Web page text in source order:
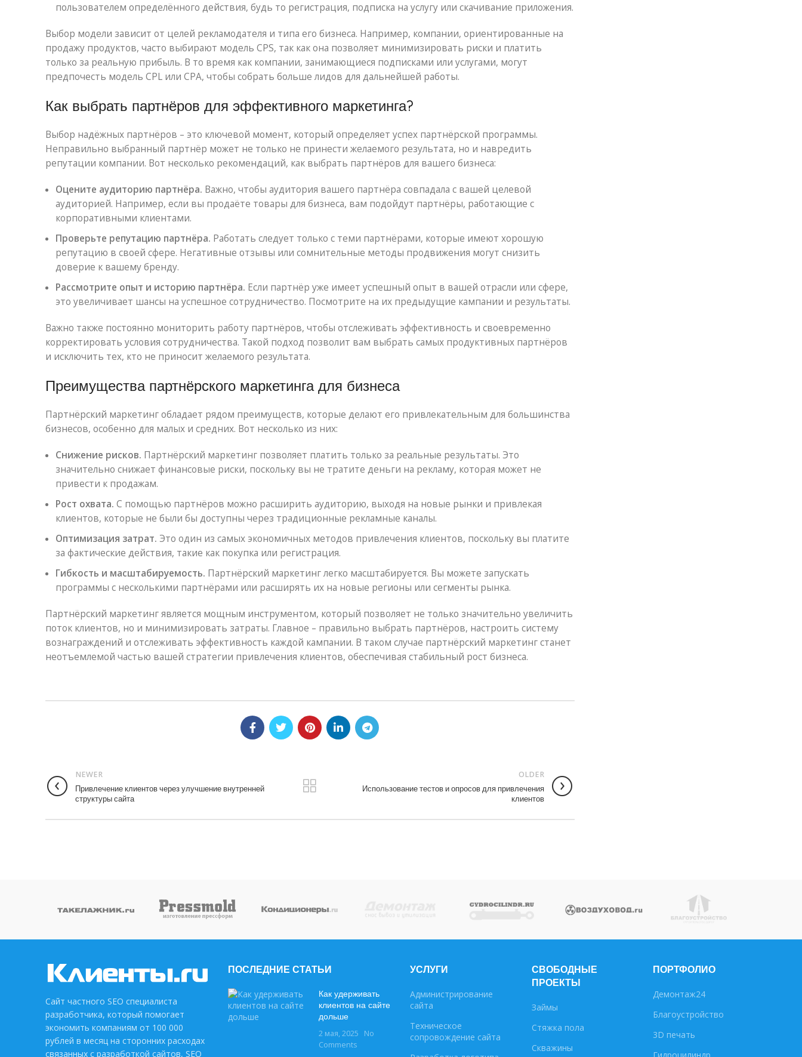
пользователем определённого действия, будь то регистрация, подписка на услугу или скачивание приложения.
Выбор модели зависит от целей рекламодателя и типа его бизнеса. Например, компании, ориентированные на
продажу продуктов, часто выбирают модель CPS, так как она позволяет минимизировать риски и платить
только за реальную прибыль. В то время как компании, занимающиеся подписками или услугами, могут
предпочесть модель CPL или CPA, чтобы собрать больше лидов для дальнейшей работы.
Как выбрать партнёров для эффективного маркетинга?
Выбор надёжных партнёров – это ключевой момент, который определяет успех партнёрской программы.
Неправильно выбранный партнёр может не только не принести желаемого результата, но и навредить
репутации компании. Вот несколько рекомендаций, как выбрать партнёров для вашего бизнеса:
Оцените аудиторию партнёра. Важно, чтобы аудитория вашего партнёра совпадала с вашей целевой
аудиторией. Например, если вы продаёте товары для бизнеса, вам подойдут партнёры, работающие с
корпоративными клиентами.
Проверьте репутацию партнёра. Работать следует только с теми партнёрами, которые имеют хорошую
репутацию в своей сфере. Негативные отзывы или сомнительные методы продвижения могут снизить
доверие к вашему бренду.
Рассмотрите опыт и историю партнёра. Если партнёр уже имеет успешный опыт в вашей отрасли или сфере,
это увеличивает шансы на успешное сотрудничество. Посмотрите на их предыдущие кампании и результаты.
Важно также постоянно мониторить работу партнёров, чтобы отслеживать эффективность и своевременно
корректировать условия сотрудничества. Такой подход позволит вам выбрать самых продуктивных партнёров
и исключить тех, кто не приносит желаемого результата.
Преимущества партнёрского маркетинга для бизнеса
Партнёрский маркетинг обладает рядом преимуществ, которые делают его привлекательным для большинства
бизнесов, особенно для малых и средних. Вот несколько из них:
Снижение рисков. Партнёрский маркетинг позволяет платить только за реальные результаты. Это
значительно снижает финансовые риски, поскольку вы не тратите деньги на рекламу, которая может не
привести к продажам.
Рост охвата. С помощью партнёров можно расширить аудиторию, выходя на новые рынки и привлекая
клиентов, которые не были бы доступны через традиционные рекламные каналы.
Оптимизация затрат. Это один из самых экономичных методов привлечения клиентов, поскольку вы платите
за фактические действия, такие как покупка или регистрация.
Гибкость и масштабируемость. Партнёрский маркетинг легко масштабируется. Вы можете запускать
программы с несколькими партнёрами или расширять их на новые регионы или сегменты рынка.
Партнёрский маркетинг является мощным инструментом, который позволяет не только значительно увеличить
поток клиентов, но и минимизировать затраты. Главное – правильно выбрать партнёров, настроить систему
вознаграждений и отслеживать эффективность каждой кампании. В таком случае партнёрский маркетинг станет
неотъемлемой частью вашей стратегии привлечения клиентов, обеспечивая стабильный рост бизнеса.
NEWER
Привлечение клиентов через улучшение внутренней
структуры сайта
OLDER
Использование тестов и опросов для привлечения
клиентов
Сайт частного SEO специалиста
разработчика, который помогает
экономить компаниям от 100 000
рублей в месяц на сторонних расходах
связанных с разработкой сайтов, SEO
ПОСЛЕДНИЕ СТАТЬИ
Как удерживать
клиентов на сайте
дольше
2 мая, 2025
No
Comments
УСЛУГИ
Администрирование
сайта
Техническое
сопровождение сайта
СВОБОДНЫЕ
ПРОЕКТЫ
Займы
Стяжка пола
Скважины
ПОРТФОЛИО
Демонтаж24
Благоустройство
3D печать
Гидроцилиндр